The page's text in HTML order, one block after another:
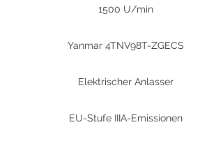
1500 U/min
Yanmar 4TNV98T-ZGECS
Elektrischer Anlasser
EU-Stufe IIIA-Emissionen